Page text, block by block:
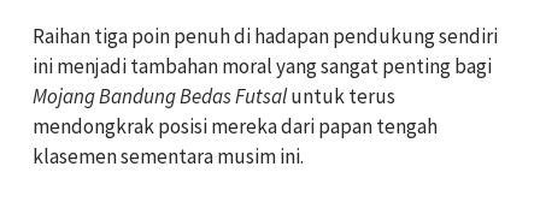
Raihan tiga poin penuh di hadapan pendukung sendiri
ini menjadi tambahan moral yang sangat penting bagi
Mojang Bandung Bedas Futsaluntuk terus
mendongkrak posisi mereka dari papan tengah
klasemen sementara musim ini.